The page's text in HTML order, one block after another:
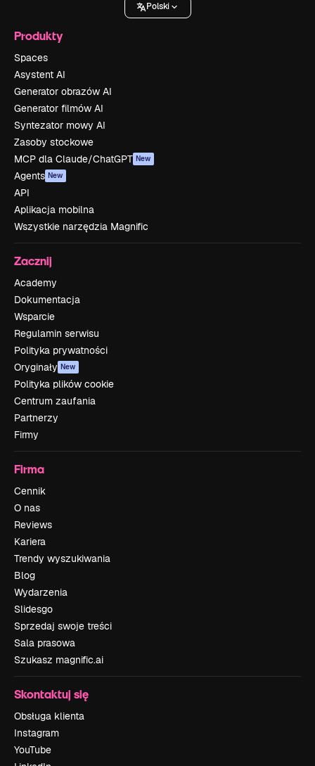
Polski
Produkty
Spaces
Asystent AI
Generator obrazów AI
Generator filmów AI
Syntezator mowy AI
Zasoby stockowe
MCP dla Claude/ChatGPT New
Agents New
API
Aplikacja mobilna
Wszystkie narzędzia Magnific
Zacznij
Academy
Dokumentacja
Wsparcie
Regulamin serwisu
Polityka prywatności
Oryginały New
Polityka plików cookie
Centrum zaufania
Partnerzy
Firmy
Firma
Cennik
O nas
Reviews
Kariera
Trendy wyszukiwania
Blog
Wydarzenia
Slidesgo
Sprzedaj swoje treści
Sala prasowa
Szukasz magnific.ai
Skontaktuj się
Obsługa klienta
Instagram
YouTube